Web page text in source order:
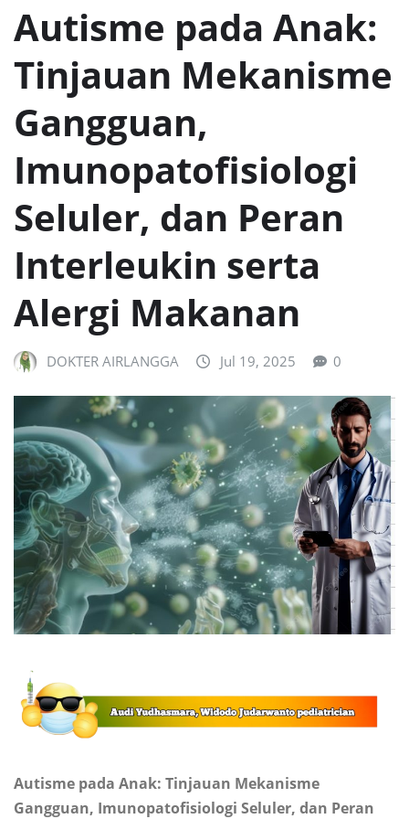
Autisme pada Anak:
Tinjauan Mekanisme
Gangguan,
Imunopatofisiologi
Seluler, dan Peran
Interleukin serta
Alergi Makanan
DOKTER AIRLANGGA Jul 19, 2025 0
Autisme pada Anak: Tinjauan Mekanisme
Gangguan, Imunopatofisiologi Seluler, dan Peran